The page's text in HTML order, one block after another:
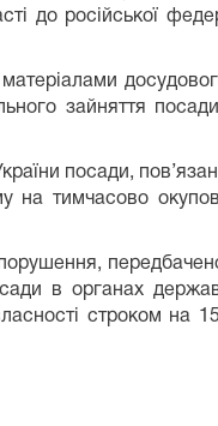
до російської
зайняття
посади,
на тимчасово
в органах
строком на